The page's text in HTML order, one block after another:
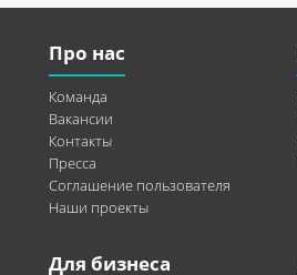
Про нас
Команда
Вакансии
Контакты
Пресса
Соглашение пользователя
Наши проекты
Для бизнеса